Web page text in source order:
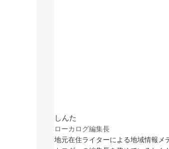
しんた
ローカログ編集長
地元在住ライターによる地域情報メ